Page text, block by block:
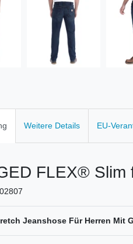
Weitere Details EU-
FLEX® Slim
Jeanshose Für Herren Mit